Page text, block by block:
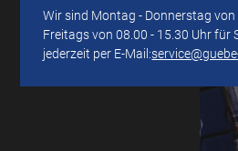
Wir sind Montag - Donnerstag von
Freitags von 08.00 - 15.30 Uhr für
jederzeit per E-Mail: